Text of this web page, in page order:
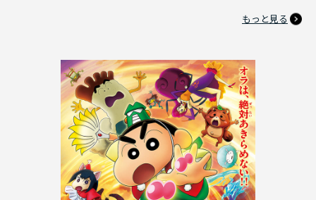
もっと見る